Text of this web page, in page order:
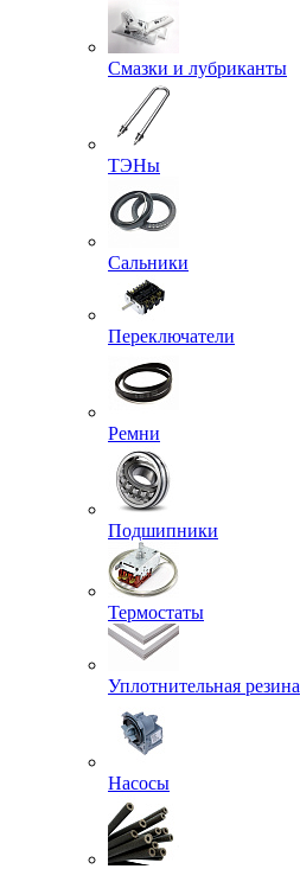
Смазки и лубриканты
ТЭНы
Сальники
Переключатели
Ремни
Подшипники
Термостаты
Уплотнительная резина
Насосы